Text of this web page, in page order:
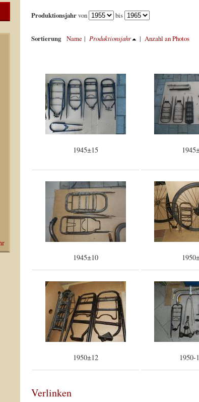
Produktionsjahrvon bis
Sortierung Name| Produktionsjahr | Anzahl an Photos
1945±15
1945±10
1950±12 1950-
Verlinken